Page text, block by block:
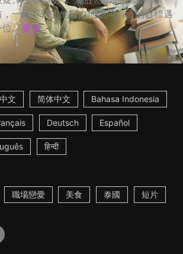
一絲不苟的他奮力地朝向自己的目標邁
... 更多
文 简体中文 Bahasa Indonesia
Deutsch Español
हिन्दी
職場戀愛 美食 泰國 短片